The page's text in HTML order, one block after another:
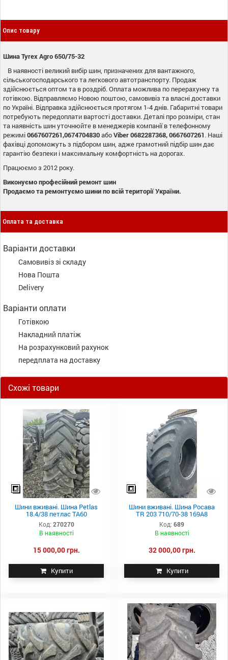
Опис товару
Шина Tyrex Agro 650/75-32
В наявності великий вибір шин, призначених для вантажного,
сільськогосподарського та легкового автотранспорту. Продаж
здійснюється оптом та в роздріб. Оплата можлива по перерахунку та
готівкою. Відправляємо Новою поштою, самовивіз та власні доставки
по Україні. Відправка здійснюється протягом 1-4 днів. Габаритні товари
потребують передоплати вартості доставки. Деталі про розміри, стан
та наявність шин уточнюйте в менеджерів компанії в телефонному
режимі0667607261,0674704830абоViber 0682287368, 0667607261. Наші
фахівці допоможуть з підбором шин, адже грамотний підбір шин дає
гарантію безпеки і максимальну комфортність на дорогах.
Працюємо з 2012 року.
Виконуємо професійний ремонт шин
Продаємо та ремонтуємо шини по всій території України.
Оплата та доставка
Варіанти доставки
Самовивіз зі складу
Нова Пошта
Delivery
Варіанти оплати
Готівкою
Накладний платіж
На розрахунковий рахунок
передплата на доставку
Схожі товари
Шини вживані. Шина Petlas
18.4/38 петлас ТА60
Код: 270270
В наявності
15 000,00 грн.
Купити
Шини вживані. Шина Росава
TR 203 710/70-38 169A8
Код: 689
В наявності
32 000,00 грн.
Купити